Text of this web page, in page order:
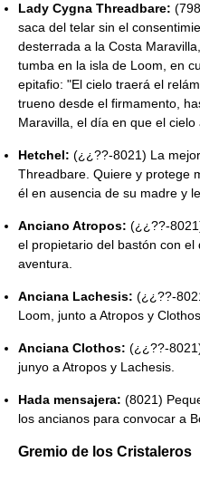
Lady Cygna Threadbare:
saca del telar sin el
desterrada a la Costa
tumba en la isla de Loom, en
epitafio: "El cielo traerá el
trueno desde el firmamento,
Maravilla, el día en que el
Hetchel: (¿¿??-8021) La
Threadbare. Quiere y protege
él en ausencia de su madre y
Anciano Atropos: (¿¿??-
el propietario del bastón con
aventura.
Anciana Lachesis: (¿¿??-
Loom, junto a Atropos y Clothos.
Anciana Clothos: (¿¿??-
junyo a Atropos y Lachesis.
Hada mensajera: (8021)
los ancianos para convocar a
Gremio de los Cristaleros